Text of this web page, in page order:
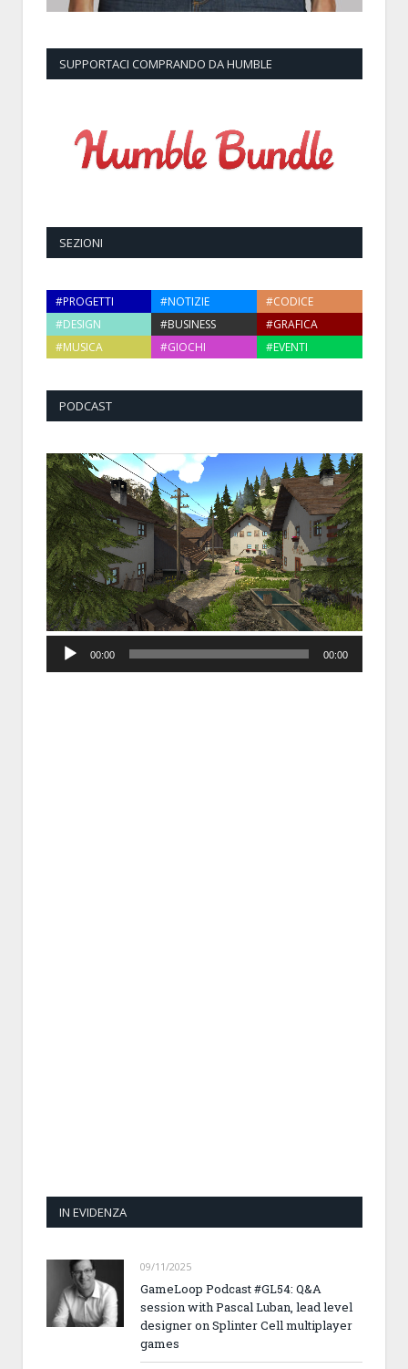
SUPPORTACI COMPRANDO DA HUMBLE
SEZIONI
#PROGETTI #NOTIZIE
#CODICE
#DESIGN
#BUSINESS
#GRAFICA
#MUSICA
#GIOCHI #EVENTI
PODCAST
Player
00:00 00:00
IN EVIDENZA
09/11/2025
GameLoop Podcast #GL54: Q&A
session with Pascal Luban, lead level
designer on Splinter Cell multiplayer
games